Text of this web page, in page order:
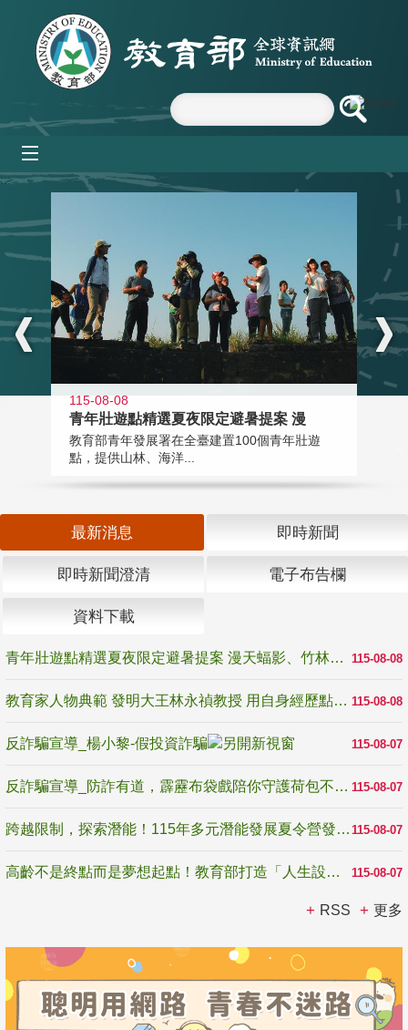
跳到主要內容區塊
:::
115-08-08
青年壯遊點精選夏夜限定避暑提案 漫
教育部青年發展署在全臺建置100個青年壯遊
點，提供山林、海洋...
最新消息 即時新聞
即時新聞澄清 電子布告欄
資料下載
115-08-08
青年壯遊點精選夏夜限定避暑提案 漫天蝠影、竹林尋蛙、茶香夜觀 邀青年暮色出發
115-08-08
教育家人物典範 發明大王林永禎教授 用自身經歷點亮學生的路
115-08-07
反詐騙宣導_楊小黎-假投資詐騙
115-08-07
反詐騙宣導_防詐有道，霹靂布袋戲陪你守護荷包不受騙
115-08-07
跨越限制，探索潛能！115年多元潛能發展夏令營發掘生命無限可能
115-08-07
高齡不是終點而是夢想起點！教育部打造「人生設計夢工場」 參展第3屆高齡健康產業博覽會
RSS 更多